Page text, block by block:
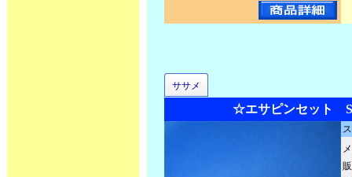
ササメ
☆エサピンセット